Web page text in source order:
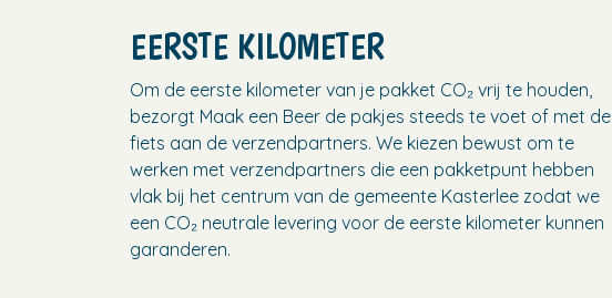
EERSTE KILOMETER
Om de eerste kilometer van je pakket CO₂ vrij te houden,
bezorgt Maak een Beer de pakjes steeds te voet of met de
fiets aan de verzendpartners. We kiezen bewust om te
werken met verzendpartners die een pakketpunt hebben
vlak bij het centrum van de gemeente Kasterlee zodat we
een CO₂ neutrale levering voor de eerste kilometer kunnen
garanderen.